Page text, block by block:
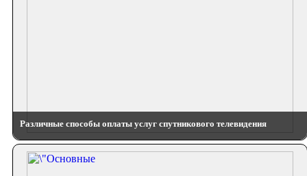
Различные способы оплаты услуг спутникового телевидения